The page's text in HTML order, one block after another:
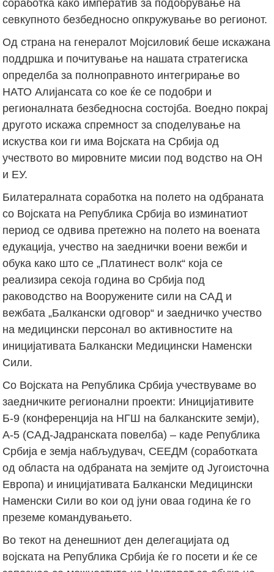
соработка како императив за подобрување на
севкупното безбедносно опкружување во регионот.
Од страна на генералот Мојсиловиќ беше искажана
поддршка и почитување на нашата стратегиска
определба за полноправното интегрирање во
НАТО Алијансата со кое ќе се подобри и
регионалната безбедносна состојба. Воедно покрај
другото искажа спремност за споделување на
искуства кои ги има Војската на Србија од
учеството во мировните мисии под водство на ОН
и ЕУ.
Билатералната соработка на полето на одбраната
со Војската на Република Србија во изминатиот
период се одвива претежно на полето на воената
едукација, учество на заеднички воени вежби и
обука како што се „Платинест волк“ која се
реализира секоја година во Србија под
раководство на Вооружените сили на САД и
вежбата „Балкански одговор“ и заедничко учество
на медицински персонал во активностите на
иницијативата Балкански Медицински Наменски
Сили.
Со Војската на Република Србија учествуваме во
заедничките регионални проекти: Иницијативите
Б-9 (конференција на НГШ на балканските земји),
А-5 (САД-Јадранската повелба) – каде Република
Србија е земја набљудувач, СЕЕДМ (соработката
од областа на одбраната на земјите од Југоисточна
Европа) и иницијативата Балкански Медицински
Наменски Сили во кои од јуни оваа година ќе го
преземе командувањето.
Во текот на денешниот ден делегацијата од
војската на Република Србија ќе го посети и ќе се